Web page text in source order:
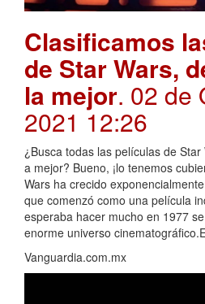
Clasificamos
de Star Wars,
la mejor. 02 de
2021 12:26
¿Busca todas las películas de
a mejor? Bueno, ¡lo tenemos
Wars ha crecido
que comenzó como una película
esperaba hacer mucho en 1977
enorme universo
Vanguardia.com.mx